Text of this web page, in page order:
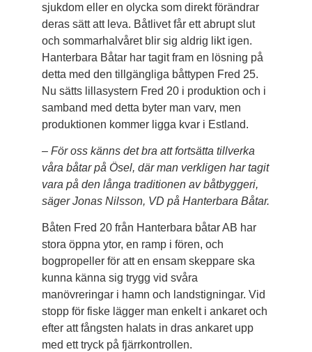
sjukdom eller en olycka som direkt förändrar
deras sätt att leva. Båtlivet får ett abrupt slut
och sommarhalvåret blir sig aldrig likt igen.
Hanterbara Båtar har tagit fram en lösning på
detta med den tillgängliga båttypen Fred 25.
Nu sätts lillasystern Fred 20 i produktion och i
samband med detta byter man varv, men
produktionen kommer ligga kvar i Estland.
– För oss känns det bra att fortsätta tillverka
våra båtar på Ösel, där man verkligen har tagit
vara på den långa traditionen av båtbyggeri,
säger Jonas Nilsson, VD på Hanterbara Båtar.
Båten Fred 20 från Hanterbara båtar AB har
stora öppna ytor, en ramp i fören, och
bogpropeller för att en ensam skeppare ska
kunna känna sig trygg vid svåra
manövreringar i hamn och landstigningar. Vid
stopp för fiske lägger man enkelt i ankaret och
efter att fångsten halats in dras ankaret upp
med ett tryck på fjärrkontrollen.